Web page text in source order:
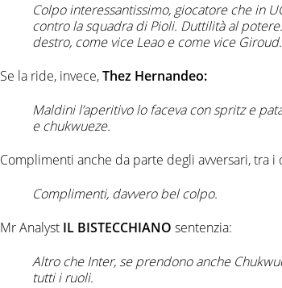
Colpo interessantissimo, giocatore che in
contro la squadra di Pioli. Duttilità al
destro, come vice Leao e come vice Giroud.
Se la ride, invece,Thez Hernandeo:
Maldini l’aperitivo lo faceva con spritz e
e chukwueze.
Complimenti anche da parte degli avversari, tra i
Complimenti, davvero bel colpo.
Mr Analyst IL BISTECCHIANO sentenzia:
Altro che Inter, se prendono anche
tutti i ruoli.